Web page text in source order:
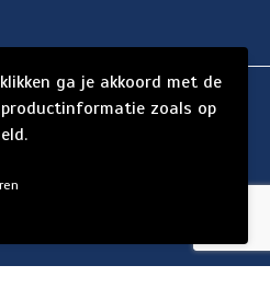
d'Hersigny 2024
ga je akkoord met de
zoals op